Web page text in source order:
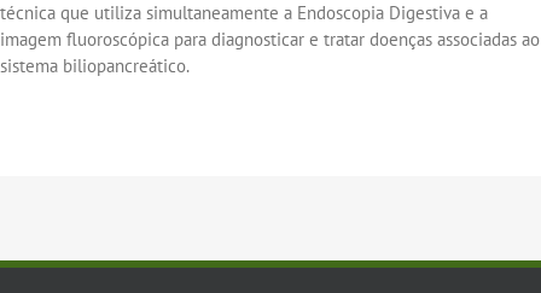
técnica que utiliza simultaneamente a Endoscopia Digestiva e a
imagem fluoroscópica para diagnosticar e tratar doenças associadas ao
sistema biliopancreático.